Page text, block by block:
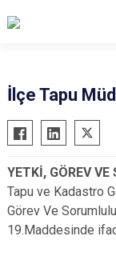
Ayvalık
Balya
Bandırma
Bigadiç
Burhaniye
İlçe Tapu
YETKİ, GÖREV
Tapu ve Kadastro
Görev Ve
19.Maddesinde